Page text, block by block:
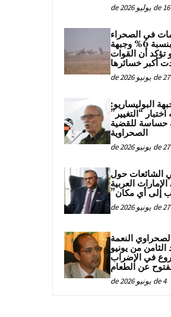
16 de يوليو de 2026
في الصحراء
الغربية بنسبة 6% وجبهة
تؤكد أن القوات
أكبر خسائرها
27 de يونيو de 2026
البوليساريو:
“التغيير”
حساسة للقضية
الصحراوية
27 de يونيو de 2026
الشائعات حول
العربية
إلى أي مكان”
27 de يونيو de 2026
النعمة
من يونيو
في الإضراب
عن الطعام
4 de يونيو de 2026